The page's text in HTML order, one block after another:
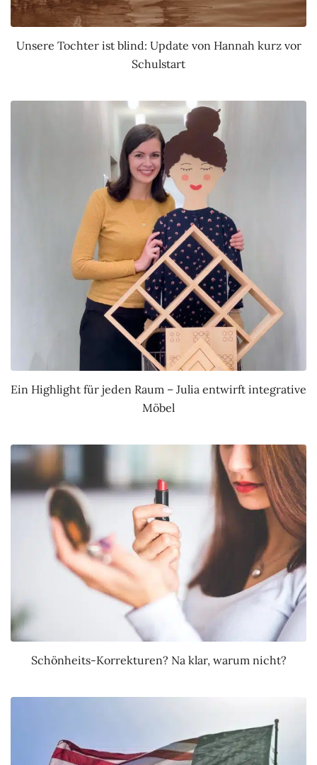
Unsere Tochter ist blind: Update von Hannah kurz vor
Schulstart
Ein Highlight für jeden Raum – Julia entwirft integrative
Möbel
Schönheits-Korrekturen? Na klar, warum nicht?